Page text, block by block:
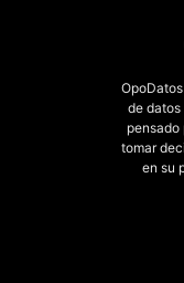
de datos
pensado
tomar
en su